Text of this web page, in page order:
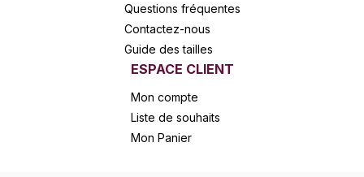
Questions fréquentes
Contactez-nous
Guide des tailles
ESPACE CLIENT
Mon compte
Liste de souhaits
Mon Panier